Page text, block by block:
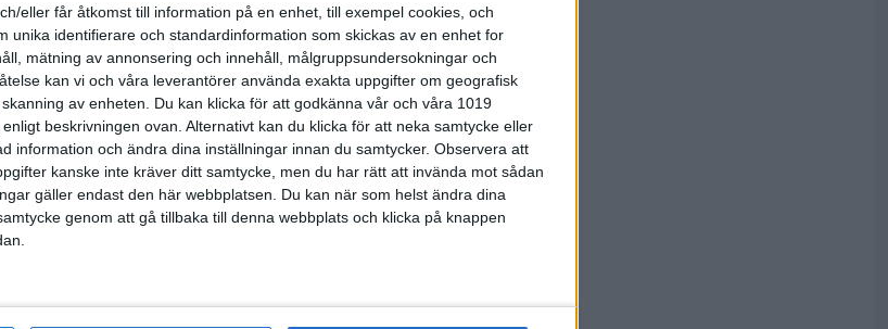
eller får åtkomst till information på en enhet, till exempel cookies, och
unika identifierare och standardinformation som skickas av en enhet for
mätning av annonsering och innehåll, målgruppsundersokningar och
kan vi och våra leverantörer använda exakta uppgifter om geografisk
av enheten. Du kan klicka för att godkänna vår och våra 1019
beskrivningen ovan. Alternativt kan du klicka för att neka samtycke eller
information och ändra dina inställningar innan du samtycker. Observera att
kanske inte kräver ditt samtycke, men du har rätt att invända mot sådan
gäller endast den här webbplatsen. Du kan när som helst ändra dina
genom att gå tillbaka till denna webbplats och klicka på knappen